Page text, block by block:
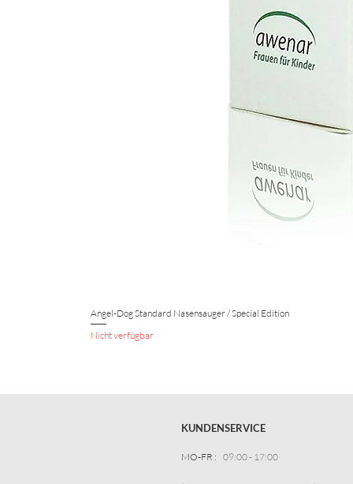
Angel-Dog Standard Nasensauger / Special Edition
Nicht verfügbar
KUNDENSERVICE
MO-FR : 09:00 - 17:00